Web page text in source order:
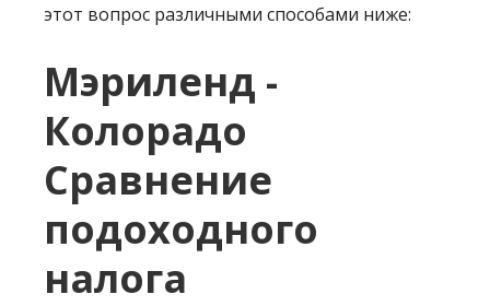
этот вопрос различными способами ниже:
Мэриленд -
Колорадо
Сравнение
подоходного
налога